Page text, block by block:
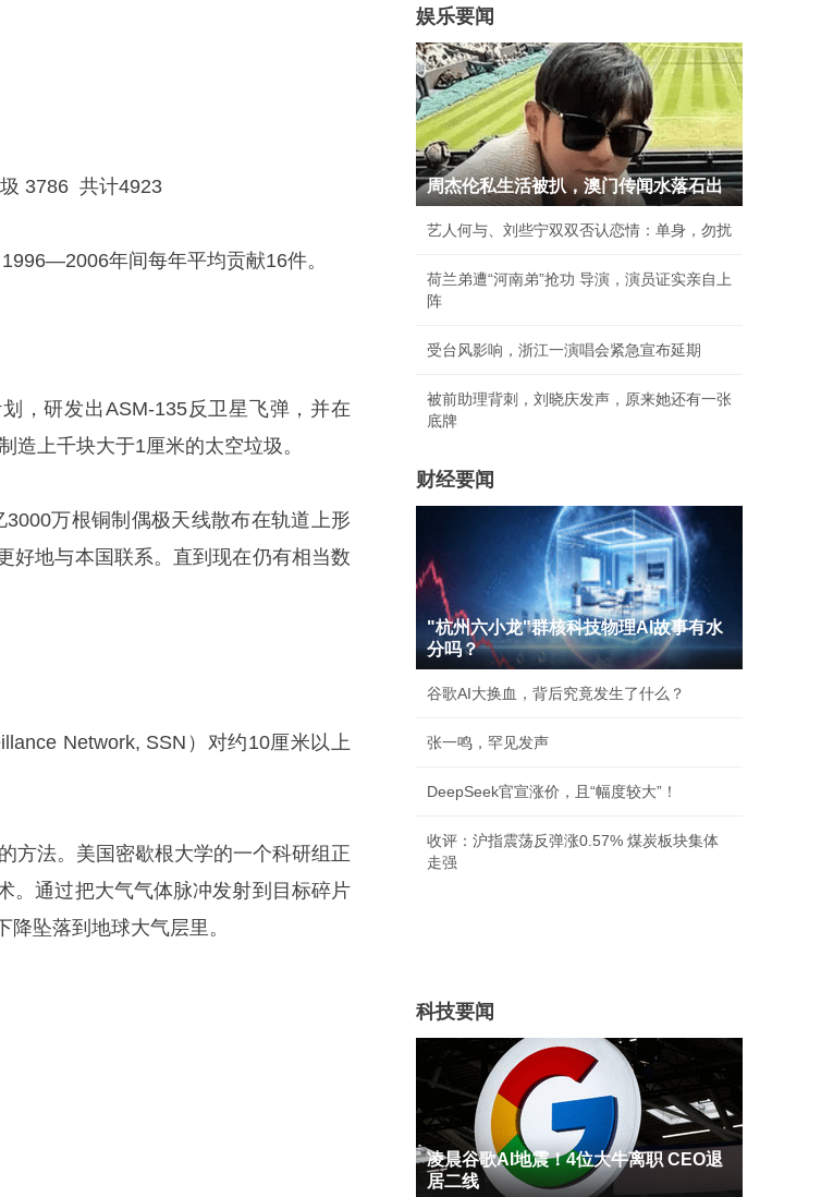
3786 共计4923
年间每年平均贡献16件。
，研发出ASM-135反卫星飞弹，并在
造上千块大于1厘米的太空垃圾。
万根铜制偶极天线散布在轨道上形
好地与本国联系。直到现在仍有相当数
Network, SSN）对约10厘米以上
方法。美国密歇根大学的一个科研组正
。通过把大气气体脉冲发射到目标碎片
坠落到地球大气层里。
娱乐要闻
周杰伦私生活被扒，澳门传闻水落石出
艺人何与、刘些宁双双否认恋情：单身，勿扰
荷兰弟遭“河南弟”抢功 导演，演员证实亲自上
阵
受台风影响，浙江一演唱会紧急宣布延期
被前助理背刺，刘晓庆发声，原来她还有一张
底牌
财经要闻
"杭州六小龙"群核科技物理AI故事有水
分吗？
谷歌AI大换血，背后究竟发生了什么？
张一鸣，罕见发声
DeepSeek官宣涨价，且“幅度较大”！
收评：沪指震荡反弹涨0.57% 煤炭板块集体
走强
科技要闻
凌晨谷歌AI地震！4位大牛离职 CEO退
居二线